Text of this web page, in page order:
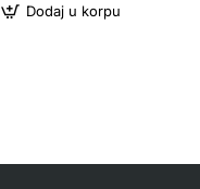
Dodaj u korpu